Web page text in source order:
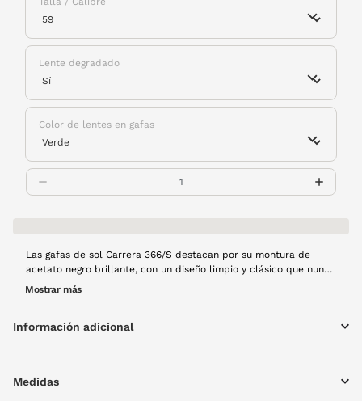
Lente degradado
Color de lentes en gafas
Las gafas de sol Carrera 366/S destacan por su montura de
acetato negro brillante, con un diseño limpio y clásico que nunca
pasa moda. Su estilo versátil las convierte en una opción
Mostrar más
Información adicional
Medidas